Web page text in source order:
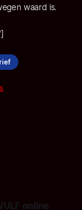
waard is.
online